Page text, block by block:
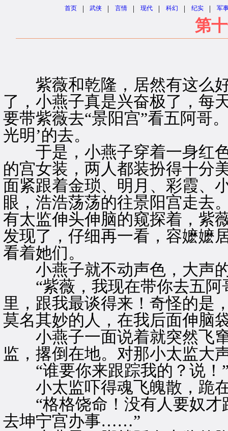
首页 | 武侠 | 言情 | 现代 | 科幻 | 纪实 | 军
第
紫薇和乾隆，居然有这么好
了，小燕子真是兴奋极了，每
要带紫薇去“景阳宫”看五阿哥
光明’的去。
于是，小燕子穿着一身红色
的宫女装，两人都装扮得十分
面紧跟着金琐、明月、彩霞、
眼，浩浩荡荡的往景阳宫走去
有太监伸头伸脑的窥探着，紫
发现了，仔细再一看，容嬷嬷
看着她们。
小燕子就不动声色，大声
“紫薇，我现在带你去五阿
里，跟我最谈得来！奇怪的是
莫名其妙的人，在我后面伸脑
小燕子一面说着就突然飞窜
监，撂倒在地。对那小太监大
“谁要你来跟踪我的？说！
小太监吓得魂飞魄散，跪
“格格饶命！没有人要奴才
去坤宁宫办事……”